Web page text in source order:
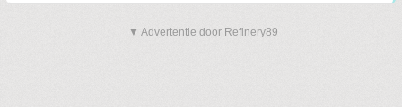
▼ Advertentie door Refinery89